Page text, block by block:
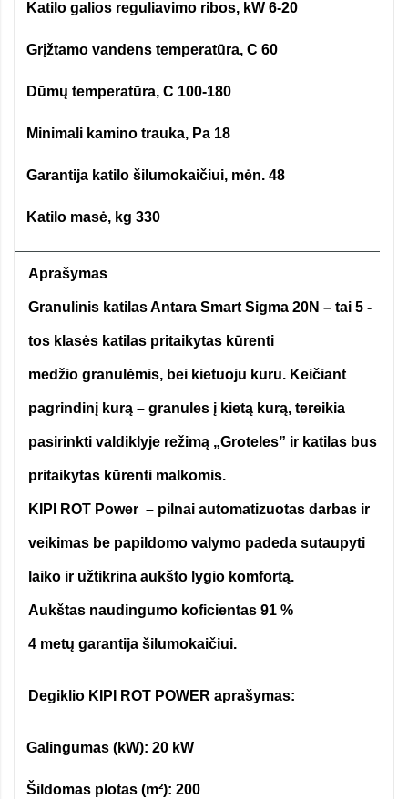
Katilo galios reguliavimo ribos, kW 6-20
Grįžtamo vandens temperatūra, C 60
Dūmų temperatūra, C 100-180
Minimali kamino trauka, Pa 18
Garantija katilo šilumokaičiui, mėn. 48
Katilo masė, kg 330
Aprašymas
Granulinis katilas Antara Smart Sigma 20N – tai 5 -
tos klasės katilas pritaikytas kūrenti
medžio granulėmis, bei kietuoju kuru. Keičiant
pagrindinį kurą – granules į kietą kurą, tereikia
pasirinkti valdiklyje režimą „Groteles” ir katilas bus
pritaikytas kūrenti malkomis.
KIPI ROT Power – pilnai automatizuotas darbas ir
veikimas be papildomo valymo padeda sutaupyti
laiko ir užtikrina aukšto lygio komfortą.
Aukštas naudingumo koficientas 91 %
4 metų garantija šilumokaičiui.
Degiklio KIPI ROT POWER aprašymas:
Galingumas (kW): 20 kW
Šildomas plotas (m²): 200